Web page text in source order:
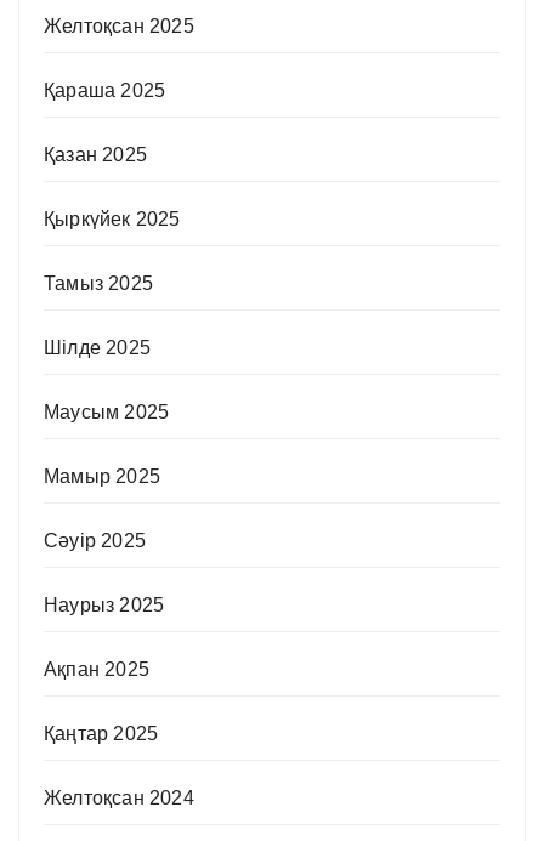
Желтоқсан 2025
Қараша 2025
Қазан 2025
Қыркүйек 2025
Тамыз 2025
Шілде 2025
Маусым 2025
Мамыр 2025
Сәуір 2025
Наурыз 2025
Ақпан 2025
Қаңтар 2025
Желтоқсан 2024